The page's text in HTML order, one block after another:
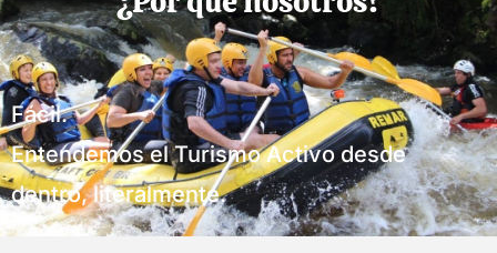
Fácil.
Entendemos el Turismo Activo desde
dentro, literalmente.